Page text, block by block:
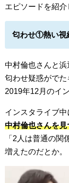
エピソードを紹介
匂わせ①熱い視
中村倫也さんと浜
匂わせ疑惑がで
2019年12月のイ
インスタライブ
中村倫也さんを
「2人は普通の関
増えたのだとか。